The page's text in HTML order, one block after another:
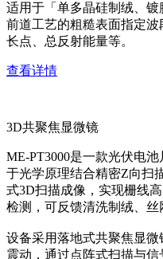
适用于「单多晶硅制绒、
前道工艺的粗糙表面指定
长点、总反射能量等。
查看详情
3D共聚焦显微镜
ME-PT3000是一款光伏电
于光学原理结合精密Z向扫
式3D扫描成像，实现栅线
检测，可反馈清洗制绒、丝
设备采用落地式共聚焦显
震动，通过点阵式扫描与